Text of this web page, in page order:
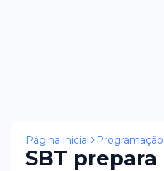
Página inicial Programação
SBT